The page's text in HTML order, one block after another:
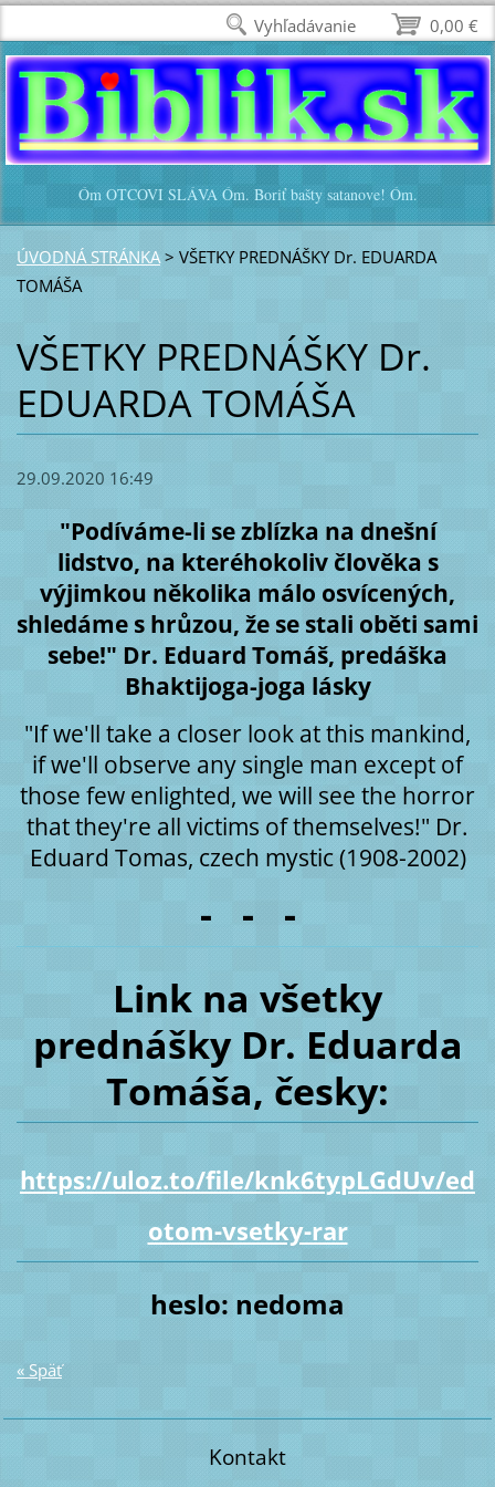
Óm OTCOVI SLÁVA Óm. Boriť bašty satanove! Óm.
ÚVODNÁ STRÁNKA > VŠETKY PREDNÁŠKY Dr. EDUARDA
TOMÁŠA
VŠETKY PREDNÁŠKY Dr.
EDUARDA TOMÁŠA
29.09.2020 16:49
"Podíváme-li se zblízka na dnešní
lidstvo, na kteréhokoliv člověka s
výjimkou několika málo osvícených,
shledáme s hrůzou, že se stali oběti sami
sebe!" Dr. Eduard Tomáš, predáška
Bhaktijoga-joga lásky
"If we'll take a closer look at this mankind,
if we'll observe any single man except of
those few enlighted, we will see the horror
that they're all victims of themselves!" Dr.
Eduard Tomas, czech mystic (1908-2002)
- - -
Link na všetky
prednášky Dr. Eduarda
Tomáša, česky:
https://uloz.to/file/knk6typLGdUv/ed
otom-vsetky-rar
heslo: nedoma
« Späť
Kontakt
0,00 €
Vyhľadávanie